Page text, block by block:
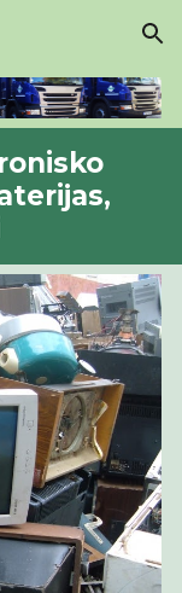
Skip to navigation